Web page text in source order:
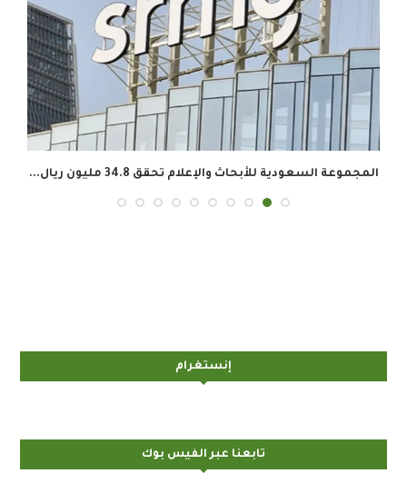
المجموعة السعودية للأبحاث والإعلام تحقق 34.8 مليون ريال...
إنستغرام
تابعنا عبر الفيس بوك